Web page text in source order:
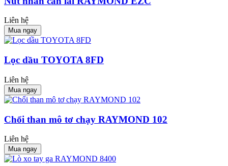
Liên hệ
Mua ngay
Lọc dầu TOYOTA 8FD
Liên hệ
Mua ngay
Chổi than mô tơ chạy RAYMOND 102
Liên hệ
Mua ngay